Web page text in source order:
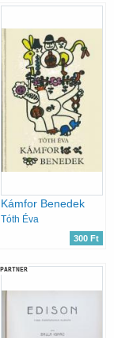
Kámfor Benedek
Tóth Éva
300 Ft
PARTNER